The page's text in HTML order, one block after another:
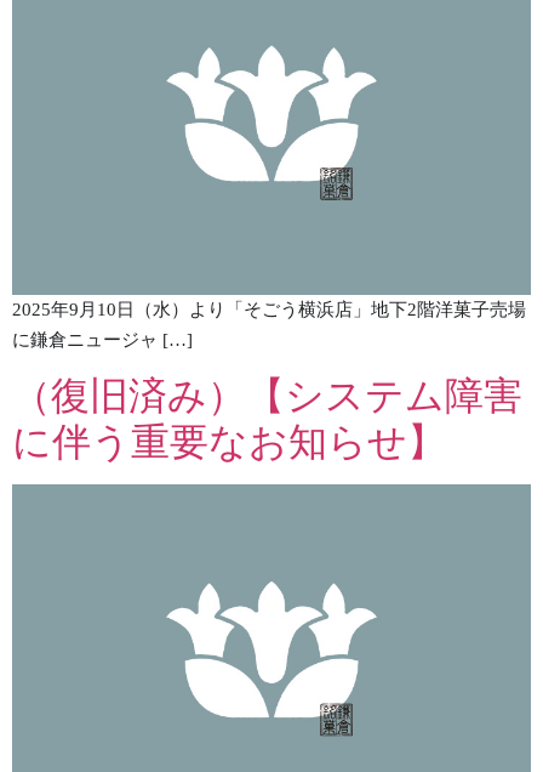
2025年9月10日（水）より「そごう横浜店」地下2階洋菓子売場
に鎌倉ニュージャ […]
（復旧済み）【システム障害
に伴う重要なお知らせ】